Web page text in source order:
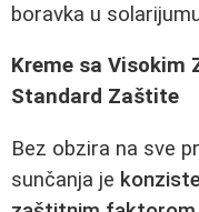
boravka u
Kreme sa
Standard Zaštite
Bez obzira na sve
sunčanja je